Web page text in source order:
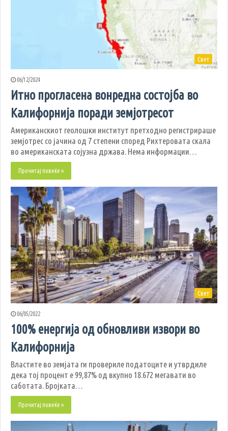
Свет
06/12/2024
Итно прогласена вонредна состојба во
Калифорнија поради земјотресот
Американскиот геолошки институт претходно регистрираше
земјотрес со јачина од 7 степени според Рихтеровата скала
во американската сојузна држава. Нема информации…
Прочитај повеќе »
Свет
06/05/2022
100% енергија од обновливи извори во
Калифорнија
Властите во земјата ги провериле податоците и утврдиле
дека тој процент е 99,87% од вкупно 18.672 мегавати во
саботата. Бројката…
Прочитај повеќе »